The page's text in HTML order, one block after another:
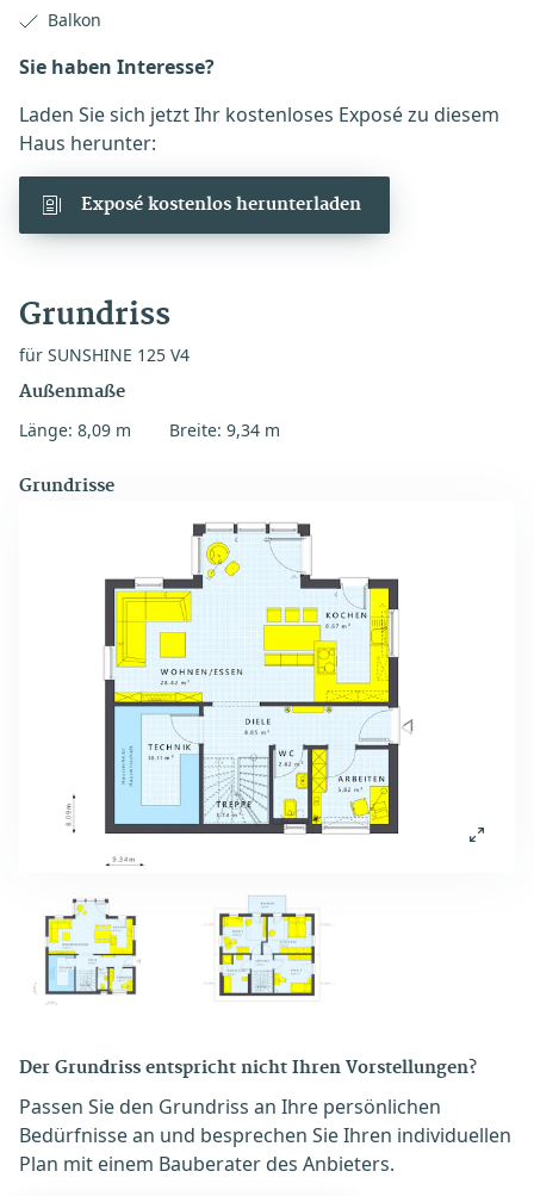
Balkon
Sie haben Interesse?
Laden Sie sich jetzt Ihr kostenloses Exposé zu diesem
Haus herunter:
Exposé kostenlos herunterladen
Grundriss
für SUNSHINE 125 V4
Außenmaße
Länge: 8,09 m Breite: 9,34 m
Grundrisse
Der Grundriss entspricht nicht Ihren Vorstellungen?
Passen Sie den Grundriss an Ihre persönlichen
Bedürfnisse an und besprechen Sie Ihren individuellen
Plan mit einem Bauberater des Anbieters.